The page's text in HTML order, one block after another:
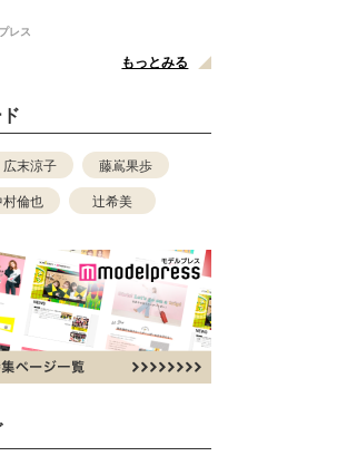
レス
もっとみる
広末涼子
藤嶌果歩
村倫也 辻希美